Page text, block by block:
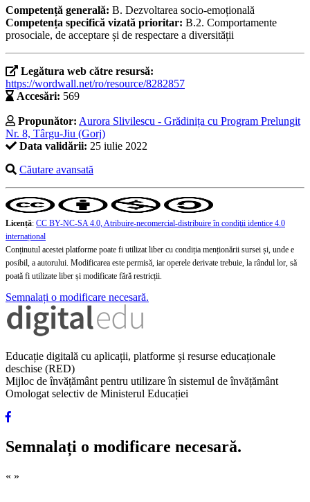
Competență generală: B. Dezvoltarea socio-emoțională
Competența specifică vizată prioritar: B.2. Comportamente
prosociale, de acceptare și de respectare a diversității
Legătura web către resursă:
https://wordwall.net/ro/resource/8282857
Accesări: 569
Propunător: Aurora Slivilescu - Grădinița cu Program Prelungit
Nr. 8, Târgu-Jiu (Gorj)
Data validării: 25 iulie 2022
Căutare avansată
Licență: CC BY-NC-SA 4.0, Atribuire-necomercial-distribuire în condiţii identice 4.0
internațional
Conținutul acestei platforme poate fi utilizat liber cu condiția menționării sursei și, unde e
posibil, a autorului. Modificarea este permisă, iar operele derivate trebuie, la rândul lor, să
poată fi utilizate liber și modificate fără restricții.
Semnalați o modificare necesară.
Educație digitală cu aplicații, platforme și resurse educaționale
deschise (RED)
Mijloc de învățământ pentru utilizare în sistemul de învățământ
Omologat selectiv de Ministerul Educației
Semnalați o modificare necesară.
« »